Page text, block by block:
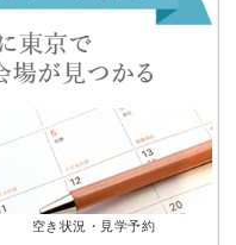
空き状況・見学予約